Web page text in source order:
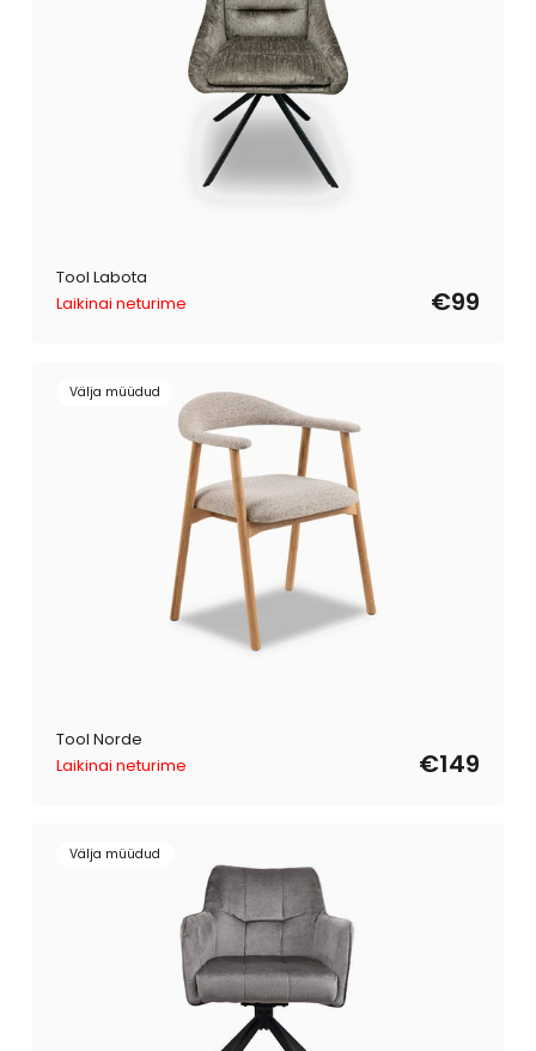
Tool Labota
Laikinai neturime
€99
Välja müüdud
Tool Norde
Laikinai neturime
€149
Välja müüdud